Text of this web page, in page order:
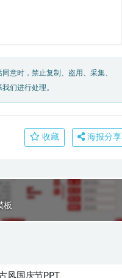
意时，禁止复制、盗用、采集、
们进行处理。
收藏 海报分享
板
风国庆节PPT